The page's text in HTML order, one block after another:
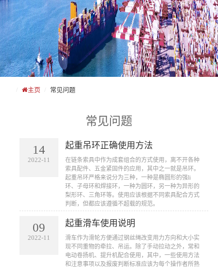
主页 常见问题
常见问题
14
2022-11
起重吊环正确使用方法
​在链条索具中作为成套组合的方式使用，离不开各种
索具配件、五金紧固件的应用，其中之一就是吊环。
起重吊环严格来说分为三种，一种是椭圆形的强li
环、子母环和焊接环，一种为圆环，另一种为异形的
梨形环、三角环等。使用应该根据不同索具配合方式
判断，但都应该遵循不超载的规范。
09
2022-11
起重滑车使用说明
​滑车作为滑轮方便通过钢丝绳改变用力方向和大小实
现不同重物的牵拉、吊运。除了手动拉动之外，常和
电动卷扬机、提升机配合使用，其中，一些使用方法
和注意事项以及报废判断标准应该为每个操作者所熟